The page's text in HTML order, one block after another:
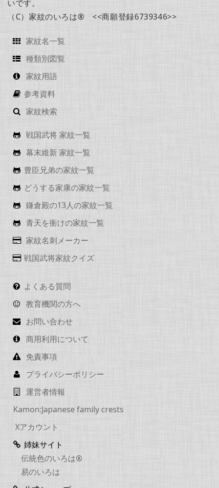
いです。
（C）家紋のいろは® <<商願登録6739346>>
家紋名一覧
種類別図覧
家紋用語
参考資料
家紋検索
戦国武将 家紋一覧
幕末維新 家紋一覧
豊臣兄弟の家紋一覧
どうする家康の家紋一覧
鎌倉殿の13人の家紋一覧
青天を衝けの家紋一覧
家紋名刺メーカー
戦国武将家紋クイズ
よくある質問
教育機関の方へ
お問い合わせ
商用利用について
免責事項
プライバシーポリシー
運営者情報
Kamon:Japanese family crests
Xアカウント
姉妹サイト
伝統色のいろは®
易のいろは